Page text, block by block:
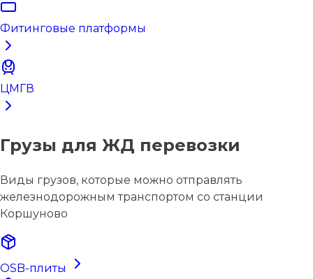
Фитинговые платформы
ЦМГВ
Грузы для ЖД перевозки
Виды грузов, которые можно отправлять
железнодорожным транспортом со станции
Коршуново
OSB-плиты